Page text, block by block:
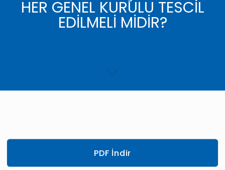
HER GENEL KURULU TESCİL
EDİLMELİ MİDİR?
PDF İndir